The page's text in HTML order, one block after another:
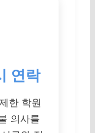
연락
한 학원
의사를